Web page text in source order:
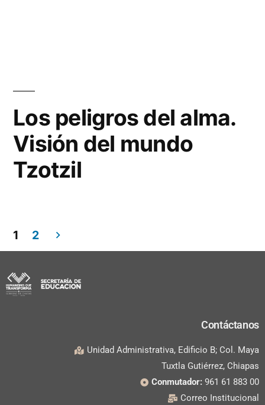
Los peligros del alma.
Visión del mundo
Tzotzil
1 2
Contáctanos
Unidad Administrativa, Edificio B; Col. Maya
Tuxtla Gutiérrez, Chiapas
Conmutador: 961 61 883 00
Correo Institucional